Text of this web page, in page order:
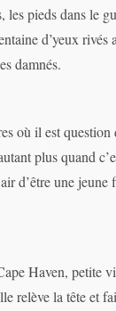
les pieds dans le
d’yeux
damnés.
où il est
plus quand
d’être une jeune
Haven, petite
relève la tête et